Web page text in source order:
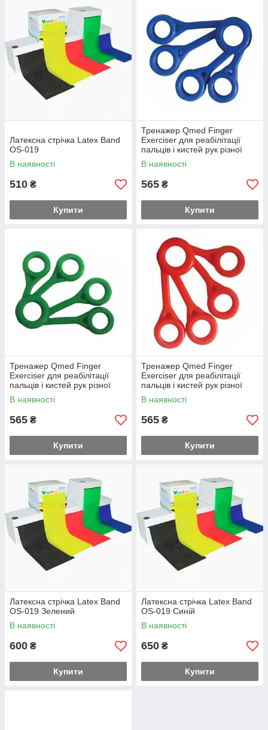
ценам. Где бы ни пришлось тренироваться, компактного
размера оборудование будет всегда под рукой.
Латексна стрічка Latex Band
OS-019
В наявності
510 ₴
Купити
Тренажер Qmed Finger
Exerciser для реабілітації
пальців і кистей рук різної
жорсткості Синій
В наявності
565 ₴
Купити
Тренажер Qmed Finger
Exerciser для реабілітації
пальців і кистей рук різної
жорсткості Зелений
В наявності
565 ₴
Купити
Тренажер Qmed Finger
Exerciser для реабілітації
пальців і кистей рук різної
жорсткості Червоний
В наявності
565 ₴
Купити
Латексна стрічка Latex Band
OS-019 Зелений
В наявності
600 ₴
Купити
Латексна стрічка Latex Band
OS-019 Синій
В наявності
650 ₴
Купити